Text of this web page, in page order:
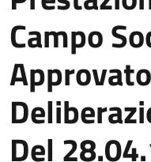
Campo
Del